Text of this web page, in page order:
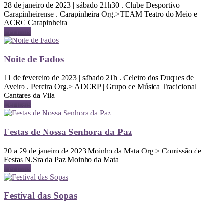
28 de janeiro de 2023 | sábado 21h30 . Clube Desportivo
Carapinheirense . Carapinheira Org.>TEAM Teatro do Meio e
ACRC Carapinheira
Ler mais
Noite de Fados
11 de fevereiro de 2023 | sábado 21h . Celeiro dos Duques de
Aveiro . Pereira Org.> ADCRP | Grupo de Música Tradicional
Cantares da Vila
Ler mais
Festas de Nossa Senhora da Paz
20 a 29 de janeiro de 2023 Moinho da Mata Org.> Comissão de
Festas N.Sra da Paz Moinho da Mata
Ler mais
Festival das Sopas